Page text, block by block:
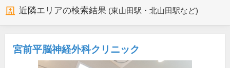
近隣エリアの検索結果 (東山田駅・北山田駅など)
宮前平脳神経外科クリニック